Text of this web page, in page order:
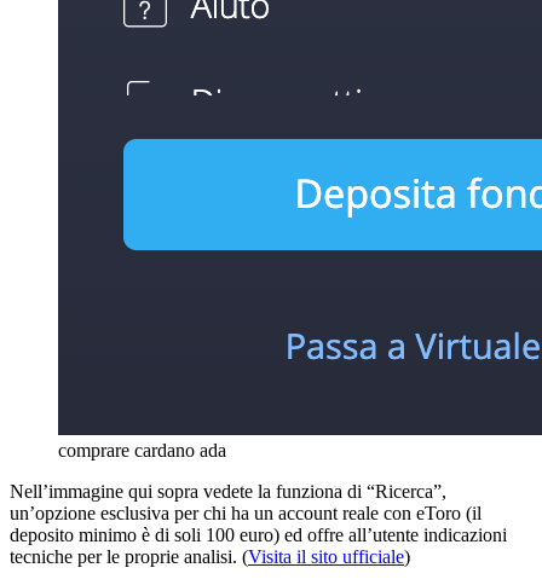
comprare cardano ada
Nell’immagine qui sopra vedete la funziona di “Ricerca”,
un’opzione esclusiva per chi ha un account reale con eToro (il
deposito minimo è di soli 100 euro) ed offre all’utente indicazioni
tecniche per le proprie analisi. (Visita il sito ufficiale)